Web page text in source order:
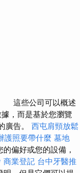
這些公司可以概述
，而是基於您瀏覽
廣告。 西屯肩頸放鬆
護照要帶什麼 墓地
偏好或您的設備，
商業登記 台中牙醫推